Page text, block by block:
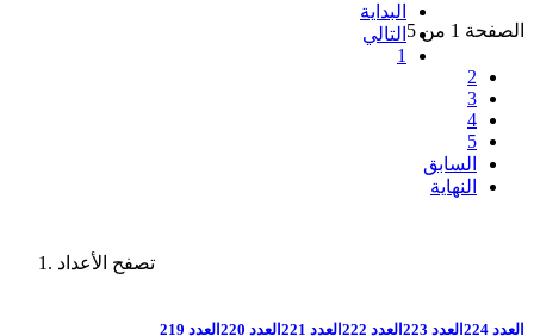
الصفحة 1 من 5
البداية
التالي
1
2
3
4
5
السابق
النهاية
تصفح الأعداد
العدد 224 العدد 223 العدد 222 العدد 221 العدد 220 العدد 219